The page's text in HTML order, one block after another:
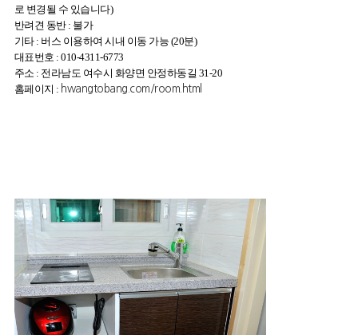
로 변경될 수 있습니다)
반려견 동반 : 불가
기타 : 버스 이용하여 시내 이동 가능 (20분)
대표번호 : 010-4311-6773
주소 : 전라남도 여수시 화양면 안정하동길 31-20
홈페이지 : hwangtobang.com/room.html